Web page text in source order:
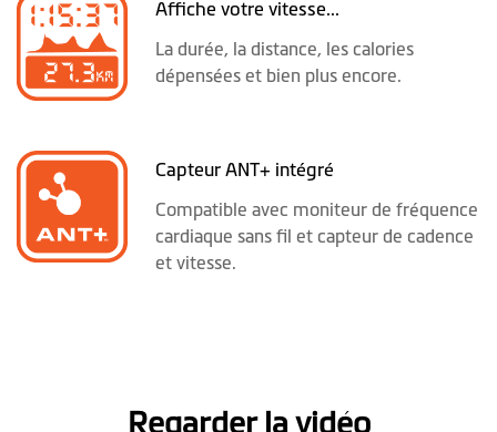
Affiche votre vitesse...
La durée, la distance, les calories
dépensées et bien plus encore.
Capteur ANT+ intégré
Compatible avec moniteur de fréquence
cardiaque sans fil et capteur de cadence
et vitesse.
Regarder la vidéo